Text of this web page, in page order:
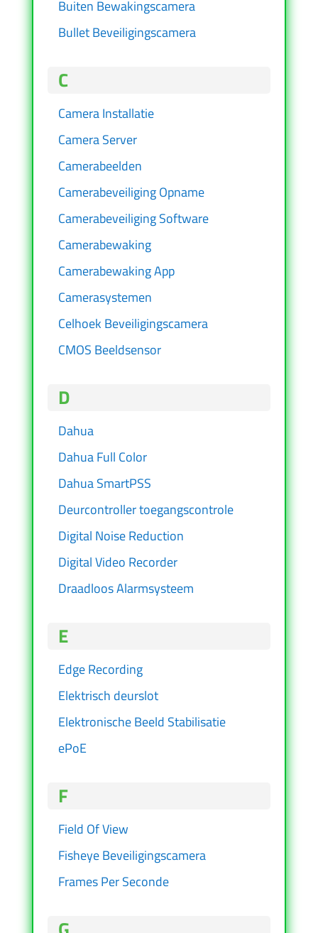
Buiten Bewakingscamera
Bullet Beveiligingscamera
C
Camera Installatie
Camera Server
Camerabeelden
Camerabeveiliging Opname
Camerabeveiliging Software
Camerabewaking
Camerabewaking App
Camerasystemen
Celhoek Beveiligingscamera
CMOS Beeldsensor
D
Dahua
Dahua Full Color
Dahua SmartPSS
Deurcontroller toegangscontrole
Digital Noise Reduction
Digital Video Recorder
Draadloos Alarmsysteem
E
Edge Recording
Elektrisch deurslot
Elektronische Beeld Stabilisatie
ePoE
F
Field Of View
Fisheye Beveiligingscamera
Frames Per Seconde